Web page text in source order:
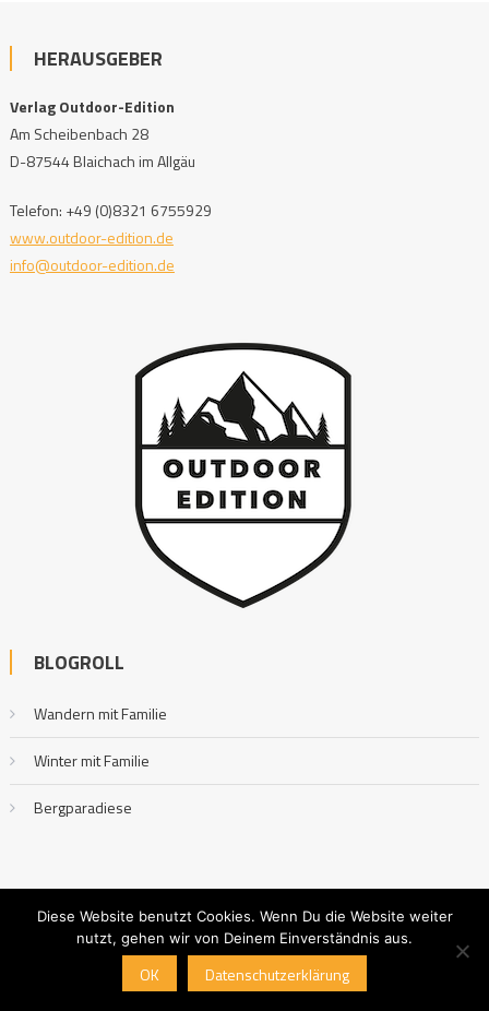
HERAUSGEBER
Verlag Outdoor-Edition
Am Scheibenbach 28
D-87544 Blaichach im Allgäu
Telefon: +49 (0)8321 6755929
www.outdoor-edition.de
info@outdoor-edition.de
BLOGROLL
Wandern mit Familie
Winter mit Familie
Bergparadiese
Outdoor mit Familie|Editorial byMysteryThemes
Impressum
Datenschutzerklärung
Diese Website benutzt Cookies. Wenn Du die Website weiter
nutzt, gehen wir von Deinem Einverständnis aus.
OK Datenschutzerklärung